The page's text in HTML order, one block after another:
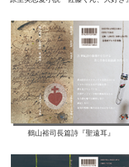
鶴山裕司長篇詩『聖遠耳』